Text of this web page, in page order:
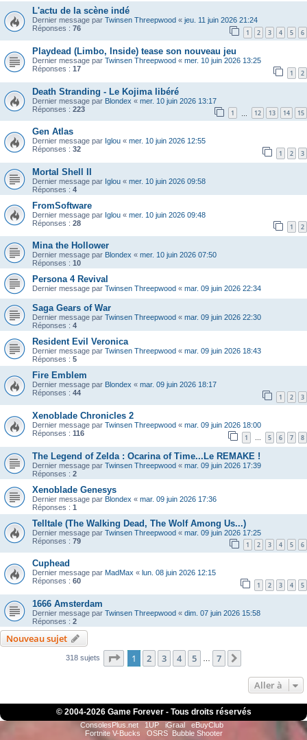
L'actu de la scène indé
Dernier message par Twinsen Threepwood « jeu. 11 juin 2026 21:24
Réponses : 76 1 2 3 4 5 6
Playdead (Limbo, Inside) tease son nouveau jeu
Dernier message par Twinsen Threepwood « mer. 10 juin 2026 13:25
Réponses : 17 1 2
Death Stranding - Le Kojima libéré
Dernier message par Blondex « mer. 10 juin 2026 13:17
Réponses : 223 1 12 13 14 15
Gen Atlas
Dernier message par Iglou « mer. 10 juin 2026 12:55
Réponses : 32 1 2 3
Mortal Shell II
Dernier message par Iglou « mer. 10 juin 2026 09:58
Réponses : 4
FromSoftware
Dernier message par Iglou « mer. 10 juin 2026 09:48
Réponses : 28 1 2
Mina the Hollower
Dernier message par Blondex « mer. 10 juin 2026 07:50
Réponses : 10
Persona 4 Revival
Dernier message par Twinsen Threepwood « mar. 09 juin 2026 22:34
Saga Gears of War
Dernier message par Twinsen Threepwood « mar. 09 juin 2026 22:30
Réponses : 4
Resident Evil Veronica
Dernier message par Twinsen Threepwood « mar. 09 juin 2026 18:43
Réponses : 5
Fire Emblem
Dernier message par Blondex « mar. 09 juin 2026 18:17
Réponses : 44 1 2 3
Xenoblade Chronicles 2
Dernier message par Twinsen Threepwood « mar. 09 juin 2026 18:00
Réponses : 116 1 … 5 6 7 8
The Legend of Zelda : Ocarina of Time...Le REMAKE !
Dernier message par Twinsen Threepwood « mar. 09 juin 2026 17:39
Réponses : 2
Xenoblade Genesys
Dernier message par Blondex « mar. 09 juin 2026 17:36
Réponses : 1
Telltale (The Walking Dead, The Wolf Among Us...)
Dernier message par Twinsen Threepwood « mar. 09 juin 2026 17:25
Réponses : 79 1 2 3 4 5 6
Cuphead
Dernier message par MadMax « lun. 08 juin 2026 12:15
Réponses : 60 1 2 3 4 5
1666 Amsterdam
Dernier message par Twinsen Threepwood « dim. 07 juin 2026 15:58
Réponses : 2
Nouveau sujet
318 sujets Page 1sur7
1 2 3 4 5 7
Aller à
© 2004-2026 Game Forever - Tous droits réservés
ConsolesPlus.net 1UP iGraal
eBuyClub
Fortnite V-Bucks
OSRS Bubble Shooter